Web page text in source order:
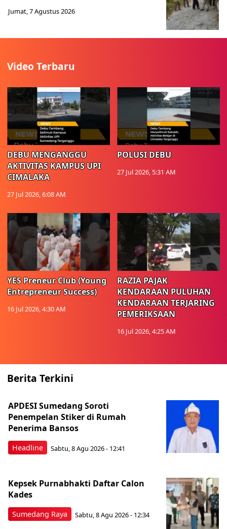
Jumat, 7 Agustus 2026
Video Terbaru
DEBU MENGANGGU
AKTIVITAS KAMPUS UPI
CIMALAKA
27 Jul 2026, 6:08 AM
POLUSI DEBU
27 Jul 2026, 5:31 AM
YES Preneur Club (Young
Entrepreneur Success)
16 Jul 2026, 4:30 AM
RAZIA PAJAK
KENDARAAN PULUHAN
KENDARAAN TERJARING
PEMERIKSAAN
16 Jul 2026, 4:25 AM
Berita Terkini
Headline
APDESI Sumedang Soroti
Penempelan Stiker di Rumah
Penerima Bansos
Sabtu, 8 Agu 2026 - 12:41
Sumedang Raya
Kepsek Purnabhakti Daftar Calon
Kades
Sabtu, 8 Agu 2026 - 12:34